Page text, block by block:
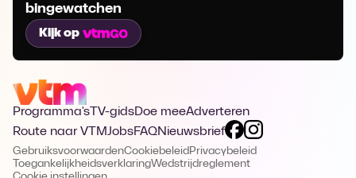
bingewatchen
Kijk op
Programma's TV-gidsDoe meeAdverteren
Route naar VTMJobsFAQNieuwsbrief
GebruiksvoorwaardenCookiebeleid Privacybeleid
ToegankelijkheidsverklaringWedstrijdreglement